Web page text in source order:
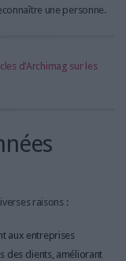
une personne.
d'Archimag sur les
raisons :
aux entreprises
des clients, améliorant